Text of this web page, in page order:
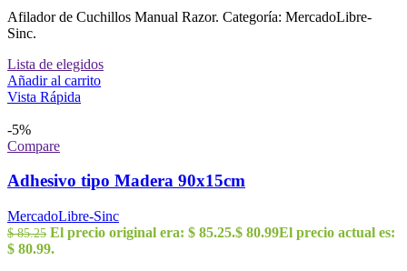
Afilador de Cuchillos Manual Razor. Categoría: MercadoLibre-
Sinc.
Lista de elegidos
Añadir al carrito
Vista Rápida
-5%
Compare
Adhesivo tipo Madera 90x15cm
MercadoLibre-Sinc
$85.25 El precio original era: $ 85.25.$ 80.99El precio actual es:
$ 80.99.